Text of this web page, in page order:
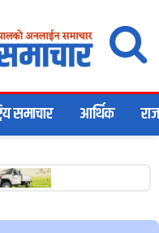
समाचार आर्थिक